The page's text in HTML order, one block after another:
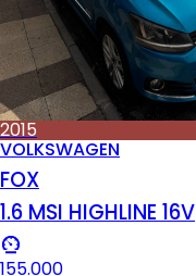
2015
VOLKSWAGEN
FOX
1.6 MSI HIGHLINE 16V
155.000